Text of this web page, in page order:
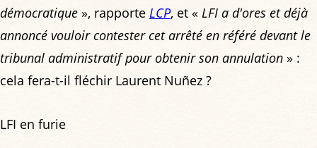
démocratique », rapporte LCP, et « LFI a d'ores et déjà
annoncé vouloir contester cet arrêté en référé devant le
tribunal administratif pour obtenir son annulation » :
cela fera-t-il fléchir Laurent Nuñez ?
LFI en furie